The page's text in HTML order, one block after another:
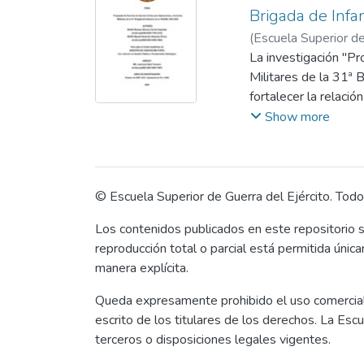
entrevistas
mediante técnicas
seguridad, la
hallazgos revelan
reducir la
básicos y en
con la
Palabras clave:
Brigada de
(Escuela Superior
Bejarano Rivera,
La investigación
Militares de la 31ª
fortalecer la
narcotráfico y
analiza factores
multisectorial, así
Los hallazgos
contribuirá a la
enfoque integral
Show more
© Escuela Superior de Guerra del Ejército.
Los contenidos publicados en este repositorio
reproducción total o parcial está permitida
manera explícita.
Queda expresamente prohibido el uso
escrito de los titulares de los derechos. La
terceros o disposiciones legales vigentes.